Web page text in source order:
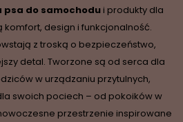
do samochodui produkty dla
komfort, design i funkcjonalność.
z troską o bezpieczeństwo,
detal. Tworzone są od serca dla
w urządzaniu przytulnych,
swoich pociech – od pokoików w
przestrzenie inspirowane